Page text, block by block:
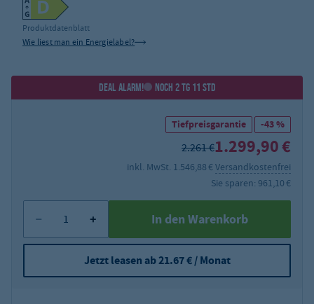
Produktdatenblatt
Wie liest man ein Energielabel?
DEAL ALARM! NOCH 2 TG 11 STD
Tiefpreisgarantie -43 %
2.261 €1.299,90 €
inkl. MwSt. 1.546,88 € Versandkostenfrei
Sie sparen: 961,10 €
In den Warenkorb
Jetzt leasen ab 21.67 € / Monat